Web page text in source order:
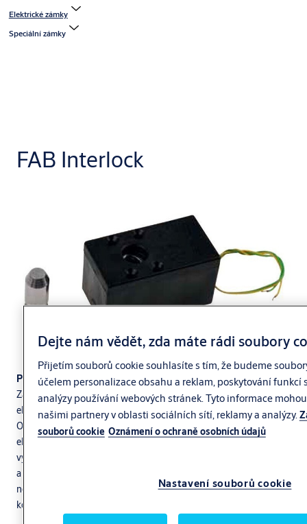
Elektrické zámky
Speciální zámky
FAB Interlock
Popis funkce zámku:
Zajišťovací kolík při zavření dveří nebo vrat zajede do vlastního těla
elektromagnetického zámku a dvěma západkami je uzamčen.
Odemknutí je provedeno přes elektrický impulz na cívku
elektromagnetu uvnitř těla zámku a pak je nutné tahem kolík
vysunout. Kolík je pevně spojen s pohyblivou částí dveří nebo vrat
a druhá uzamykací část zámku je pevně spojena s rámem dveří
nebo vrat. Při zavírání je nutné dodržet souosost pohyblivé části
kolíku se zámkem.
Dejte nám vědět, zda máte rádi soubory
Přijetím souborů cookie souhlasíte s tím, že budeme
účelem personalizace obsahu a reklam, poskytování funkcí
analýzy používání webových stránek. Tyto informace
našimi partnery v oblasti sociálních sítí, reklamy a analýzy.
souborů cookie Oznámení o ochraně osobních údajů
Nastavení souborů cookie